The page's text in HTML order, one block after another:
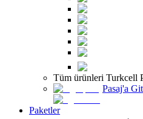
Tüm ürünleri Turkcell
Pasaj'a Git
Paketler